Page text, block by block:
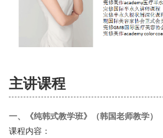
主讲课程
一、《纯韩式教学班》（韩国老师教学）
课程内容：